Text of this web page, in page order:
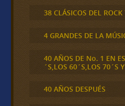
38 CLÁSICOS DEL
4 GRANDES DE LA
40 AÑOS DE No. 1 EN
´S,LOS 60´S,LOS 70´S
40 AÑOS DESPUÉS